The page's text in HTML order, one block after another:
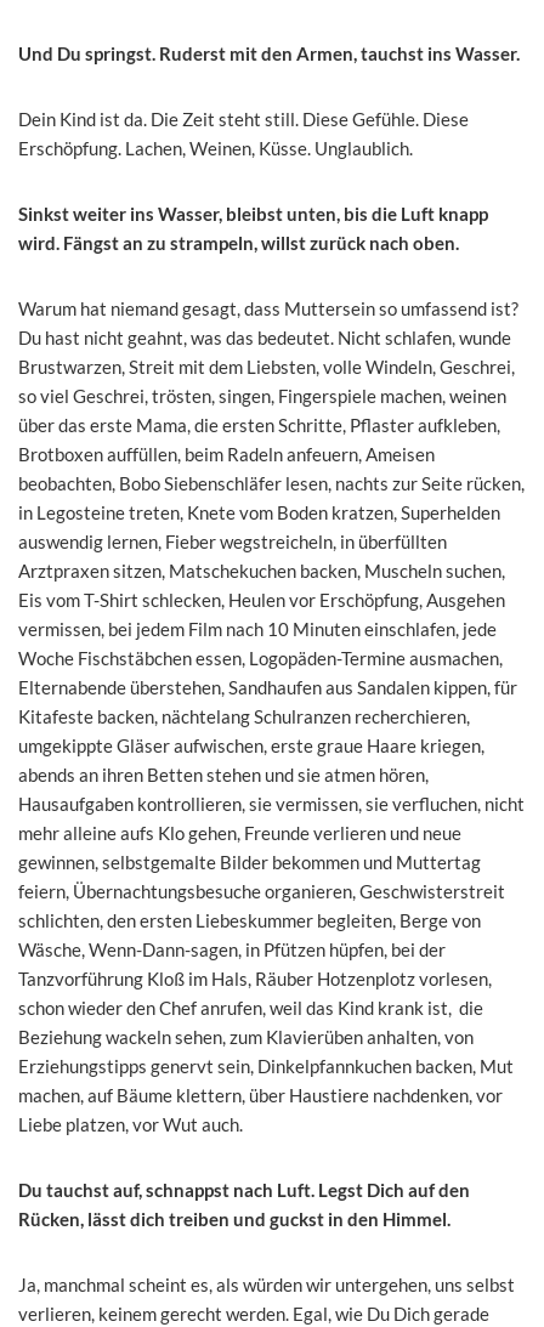
Und Du springst. Ruderst mit den Armen, tauchst ins Wasser.
Dein Kind ist da. Die Zeit steht still. Diese Gefühle. Diese
Erschöpfung. Lachen, Weinen, Küsse. Unglaublich.
Sinkst weiter ins Wasser, bleibst unten, bis die Luft knapp
wird. Fängst an zu strampeln, willst zurück nach oben.
Warum hat niemand gesagt, dass Muttersein so umfassend ist?
Du hast nicht geahnt, was das bedeutet. Nicht schlafen, wunde
Brustwarzen, Streit mit dem Liebsten, volle Windeln, Geschrei,
so viel Geschrei, trösten, singen, Fingerspiele machen, weinen
über das erste Mama, die ersten Schritte, Pflaster aufkleben,
Brotboxen auffüllen, beim Radeln anfeuern, Ameisen
beobachten, Bobo Siebenschläfer lesen, nachts zur Seite rücken,
in Legosteine treten, Knete vom Boden kratzen, Superhelden
auswendig lernen, Fieber wegstreicheln, in überfüllten
Arztpraxen sitzen, Matschekuchen backen, Muscheln suchen,
Eis vom T-Shirt schlecken, Heulen vor Erschöpfung, Ausgehen
vermissen, bei jedem Film nach 10 Minuten einschlafen, jede
Woche Fischstäbchen essen, Logopäden-Termine ausmachen,
Elternabende überstehen, Sandhaufen aus Sandalen kippen, für
Kitafeste backen, nächtelang Schulranzen recherchieren,
umgekippte Gläser aufwischen, erste graue Haare kriegen,
abends an ihren Betten stehen und sie atmen hören,
Hausaufgaben kontrollieren, sie vermissen, sie verfluchen, nicht
mehr alleine aufs Klo gehen, Freunde verlieren und neue
gewinnen, selbstgemalte Bilder bekommen und Muttertag
feiern, Übernachtungsbesuche organieren, Geschwisterstreit
schlichten, den ersten Liebeskummer begleiten, Berge von
Wäsche, Wenn-Dann-sagen, in Pfützen hüpfen, bei der
Tanzvorführung Kloß im Hals, Räuber Hotzenplotz vorlesen,
schon wieder den Chef anrufen, weil das Kind krank ist, die
Beziehung wackeln sehen, zum Klavierüben anhalten, von
Erziehungstipps genervt sein, Dinkelpfannkuchen backen, Mut
machen, auf Bäume klettern, über Haustiere nachdenken, vor
Liebe platzen, vor Wut auch.
Du tauchst auf, schnappst nach Luft. Legst Dich auf den
Rücken, lässt dich treiben und guckst in den Himmel.
Ja, manchmal scheint es, als würden wir untergehen, uns selbst
verlieren, keinem gerecht werden. Egal, wie Du Dich gerade